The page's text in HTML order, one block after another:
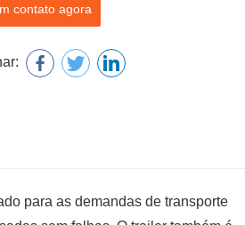
contato agora
para as demandas de transporte